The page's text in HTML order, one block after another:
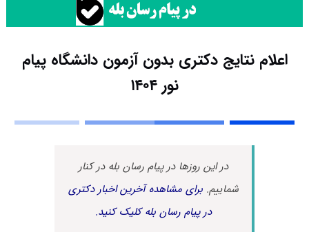
اعلام نتایج دکتری بدون آزمون دانشگاه پیام
نور ۱۴۰۴
در این روزها در پیام رسان بله در کنار
شماییم.برای مشاهده آخرین اخبار دکتری
در پیام رسان بله کلیک کنید.